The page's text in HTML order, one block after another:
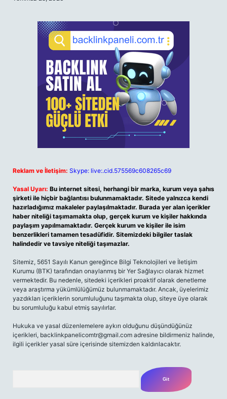
Reklam ve İletişim: Skype: live:.cid.575569c608265c69
Yasal Uyarı: Bu internet sitesi, herhangi bir marka, kurum veya şahıs
şirketi ile hiçbir bağlantısı bulunmamaktadır. Sitede yalnızca kendi
hazırladığımız makaleler paylaşılmaktadır. Burada yer alan içerikler
haber niteliği taşımamakta olup, gerçek kurum ve kişiler hakkında
paylaşım yapılmamaktadır. Gerçek kurum ve kişiler ile isim
benzerlikleri tamamen tesadüfidir. Sitemizdeki bilgiler taslak
halindedir ve tavsiye niteliği taşımazlar.
Sitemiz, 5651 Sayılı Kanun gereğince Bilgi Teknolojileri ve İletişim
Kurumu (BTK) tarafından onaylanmış bir Yer Sağlayıcı olarak hizmet
vermektedir. Bu nedenle, sitedeki içerikleri proaktif olarak denetleme
veya araştırma yükümlülüğümüz bulunmamaktadır. Ancak, üyelerimiz
yazdıkları içeriklerin sorumluluğunu taşımakta olup, siteye üye olarak
bu sorumluluğu kabul etmiş sayılırlar.
Hukuka ve yasal düzenlemelere aykırı olduğunu düşündüğünüz
içerikleri, backlinkpanelicomtr@gmail.com adresine bildirmeniz halinde,
ilgili içerikler yasal süre içerisinde sitemizden kaldırılacaktır.